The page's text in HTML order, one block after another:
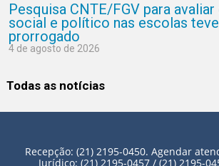
Pesquisa CNTE/FGV para
social e político nas escolas
prorrogado
4 de agosto de 2026
Todas as notícias
Recepção: (21) 2195-0450. Agendar
Jurídico: (21) 2195-0457 / (21) 2195-